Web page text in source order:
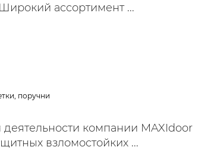
ассортимент ...
поручни
компании MAXIdoor
взломостойких ...